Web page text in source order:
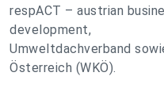
respACT – austrian
development,
Umweltdachverband
Österreich (WKÖ).